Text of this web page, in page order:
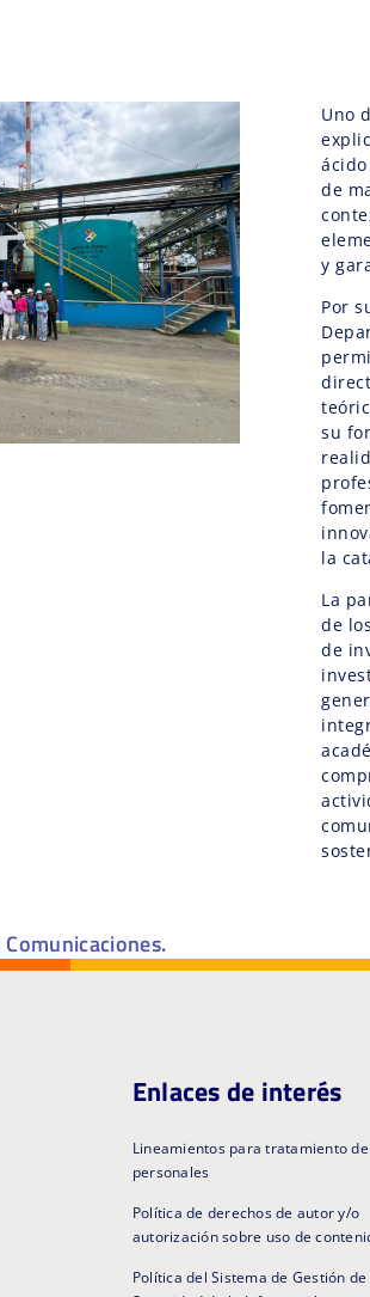
Uno
de
y
Por
su
la
La
de
de
Enlaces de interés
Lineamientos para tratamiento
personales
Política de derechos de autor y/o
autorización sobre uso de
Política del Sistema de Gestión de